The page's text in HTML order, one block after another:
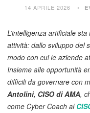
14 APRILE 2026
L’intelligenza artificiale
attività: dallo sviluppo del
modo con cui le aziende
Insieme alle opportunità
difficili da governare con
Antolini, CISO di AMA,
come Cyber Coach al